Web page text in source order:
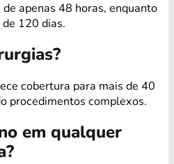
apenas 48 horas, enquanto
120 dias.
cobertura para mais de 40
procedimentos complexos.
em qualquer